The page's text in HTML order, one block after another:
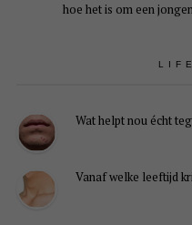
hoe het is om een
Wat helpt nou écht
Vanaf welke leeftijd